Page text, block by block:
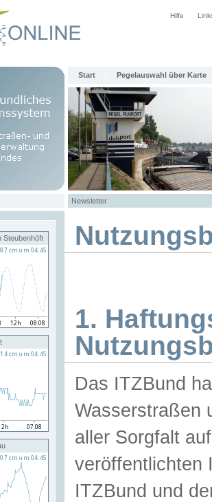
Hilfe
Start Pegelauswahl über Karte
Newsletter
Steubenhöft
1.
Das ITZBund
Wasserstraßen
aller Sorgfalt
veröffentlichten
ITZBund und